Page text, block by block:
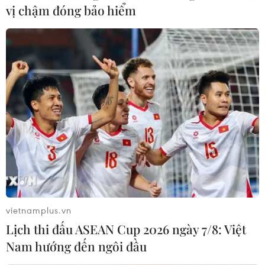
#Bộ Công Thương #Quy hoạch điện
#COP16
#Năng lượng tái tạo
#Dự án điện gió
Theo dõi VietnamPlus
TIN LIÊN QUAN
vị chậm đóng bảo hiểm
vietnamplus.vn
Lịch thi đấu ASEAN Cup 2026 ngày 7/8: Việt
Nam hướng đến ngôi đầu